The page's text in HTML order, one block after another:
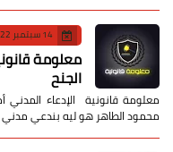
14 سبتمبر 2022
معلومة
الجنح
معلومة قانونية الإدعاء
محمود الطاهر هو ليه بندعي